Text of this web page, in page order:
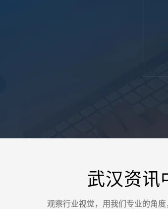
武汉资讯
观察行业视觉，用我们专业的角度